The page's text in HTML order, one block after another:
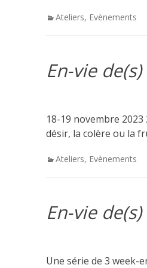
Categories
Ateliers, Evènements
En-vie
18-19 novembre
désir, la colère ou la
Categories
Ateliers, Evènements
En-vie
Une série de 3 week-